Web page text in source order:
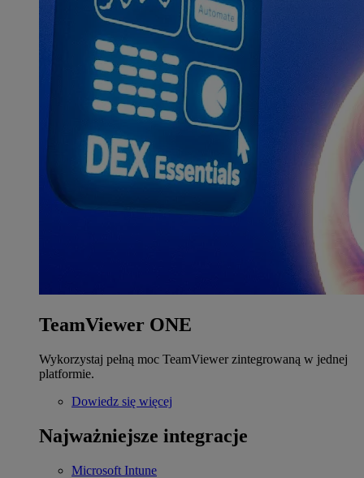
TeamViewer ONE
Wykorzystaj pełną moc TeamViewer zintegrowaną w jednej
platformie.
Dowiedz się więcej
Najważniejsze integracje
Microsoft Intune